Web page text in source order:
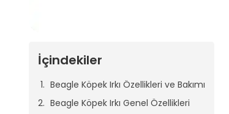
İçindekiler
Beagle Köpek Irkı Özellikleri ve Bakımı
Beagle Köpek Irkı Genel Özellikleri